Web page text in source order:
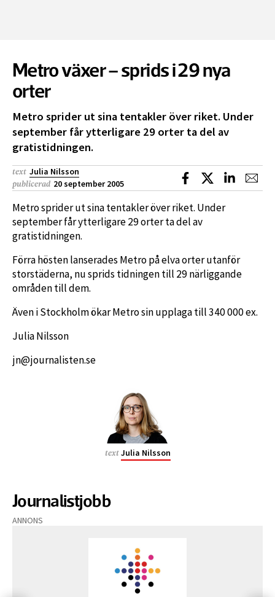
Metro växer – sprids i 29 nya
orter
Metro sprider ut sina tentakler över riket. Under
september får ytterligare 29 orter ta del av
gratistidningen.
text Julia Nilsson
publicerad 20 september 2005
Dela på Facebook
Dela på XDela på
Metro sprider ut sina tentakler över riket. Under
september får ytterligare 29 orter ta del av
gratistidningen.
Förra hösten lanserades Metro på elva orter utanför
storstäderna, nu sprids tidningen till 29 närliggande
områden till dem.
Även i Stockholm ökar Metro sin upplaga till 340 000 ex.
Julia Nilsson
jn@journalisten.se
text Julia Nilsson
Journalistjobb
ANNONS